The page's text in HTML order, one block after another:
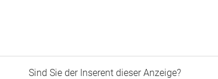
Sind Sie der Inserent dieser Anzeige?